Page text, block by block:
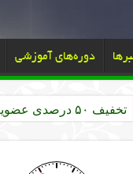
دوره‌های آموزشی
تخفیف ۵۰ درصدی عضویت سازمان نظام مهندسی کشاورزی